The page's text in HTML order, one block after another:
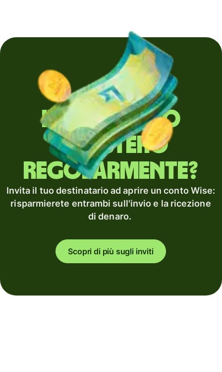
Invii denaro
all'estero
regolarmente?
Invita il tuo destinatario ad aprire un conto Wise:
risparmierete entrambi sull'invio e la ricezione
di denaro.
Scopri di più sugli inviti